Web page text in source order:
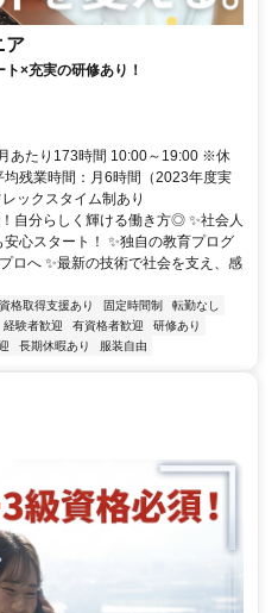
ア
×充実の研修あり！
あたり173時間 10:00～19:00 ※休
残業時間：月6時間（2023年度実
ックスタイム制あり
自分らしく輝ける働き方◎ ✨社会人
心スタート！ ✨独自の教育プログ
ロへ ✨最新の技術で社会を支え、感
資格取得支援あり 固定時間制
転勤なし
経験者歓迎 有資格者歓迎
研修あり
長期休暇あり 服装自由